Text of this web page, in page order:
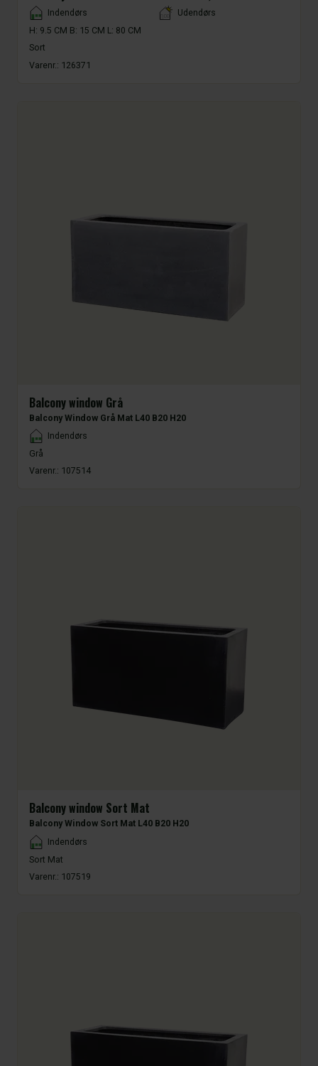
Placement
Indendørs
Udendørs
H: 9.5 CM B: 15 CM L: 80 CM
Sort
Varenr.: 126371
Balcony window Grå
Balcony Window Grå Mat L40 B20 H20
Placement
Indendørs
Grå
Varenr.: 107514
Balcony window Sort Mat
Balcony Window Sort Mat L40 B20 H20
Placement
Indendørs
Sort Mat
Varenr.: 107519